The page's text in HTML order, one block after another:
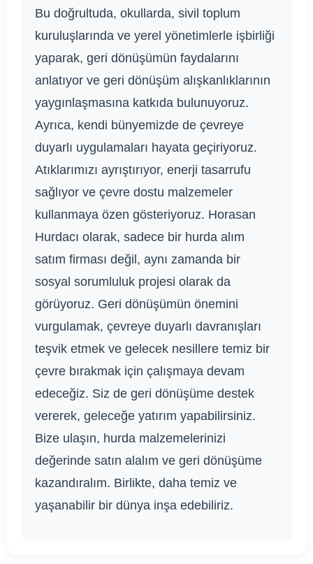
Bu doğrultuda, okullarda, sivil toplum
kuruluşlarında ve yerel yönetimlerle işbirliği
yaparak, geri dönüşümün faydalarını
anlatıyor ve geri dönüşüm alışkanlıklarının
yaygınlaşmasına katkıda bulunuyoruz.
Ayrıca, kendi bünyemizde de çevreye
duyarlı uygulamaları hayata geçiriyoruz.
Atıklarımızı ayrıştırıyor, enerji tasarrufu
sağlıyor ve çevre dostu malzemeler
kullanmaya özen gösteriyoruz. Horasan
Hurdacı olarak, sadece bir hurda alım
satım firması değil, aynı zamanda bir
sosyal sorumluluk projesi olarak da
görüyoruz. Geri dönüşümün önemini
vurgulamak, çevreye duyarlı davranışları
teşvik etmek ve gelecek nesillere temiz bir
çevre bırakmak için çalışmaya devam
edeceğiz. Siz de geri dönüşüme destek
vererek, geleceğe yatırım yapabilirsiniz.
Bize ulaşın, hurda malzemelerinizi
değerinde satın alalım ve geri dönüşüme
kazandıralım. Birlikte, daha temiz ve
yaşanabilir bir dünya inşa edebiliriz.